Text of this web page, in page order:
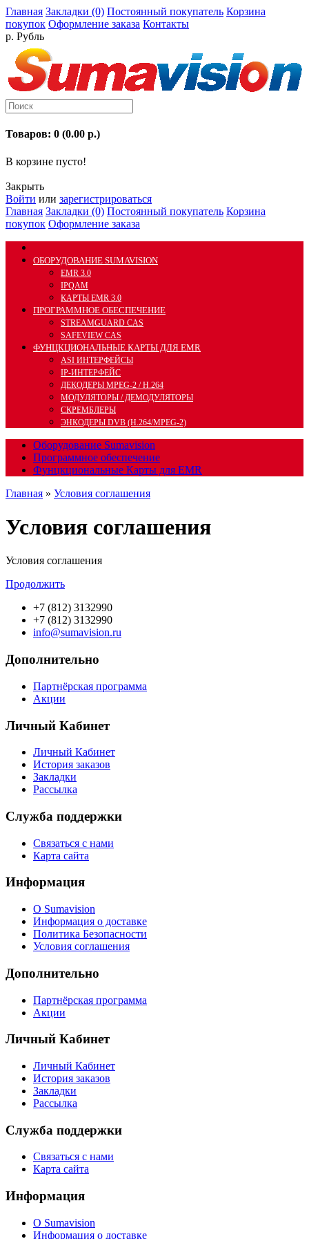
Главная Закладки (0) Постоянный покупатель Корзина
покупок Оформление заказа Контакты
р. Рубль
Товаров: 0 (0.00 р.)
В корзине пусто!
Закрыть
Войти или зарегистрироваться
Главная Закладки (0) Постоянный покупатель Корзина
покупок Оформление заказа
ОБОРУДОВАНИЕ SUMAVISION
EMR 3.0
IPQAM
КАРТЫ EMR 3.0
ПРОГРАММНОЕ ОБЕСПЕЧЕНИЕ
STREAMGUARD CAS
SAFEVIEW CAS
ФУНЦКЦИОНАЛЬНЫЕ КАРТЫ ДЛЯ EMR
ASI ИНТЕРФЕЙСЫ
IP-ИНТЕРФЕЙС
ДЕКОДЕРЫ MPEG-2 / H.264
МОДУЛЯТОРЫ / ДЕМОДУЛЯТОРЫ
СКРЕМБЛЕРЫ
ЭНКОДЕРЫ DVB (H.264/MPEG-2)
Оборудование Sumavision
Программное обеспечение
Фунцкциональные Карты для EMR
Главная » Условия соглашения
Условия соглашения
Условия соглашения
Продолжить
+7 (812) 3132990
+7 (812) 3132990
info@sumavision.ru
Дополнительно
Партнёрская программа
Акции
Личный Кабинет
Личный Кабинет
История заказов
Закладки
Рассылка
Служба поддержки
Связаться с нами
Карта сайта
Информация
О Sumavision
Информация о доставке
Политика Безопасности
Условия соглашения
Дополнительно
Партнёрская программа
Акции
Личный Кабинет
Личный Кабинет
История заказов
Закладки
Рассылка
Служба поддержки
Связаться с нами
Карта сайта
Информация
О Sumavision
Информация о доставке